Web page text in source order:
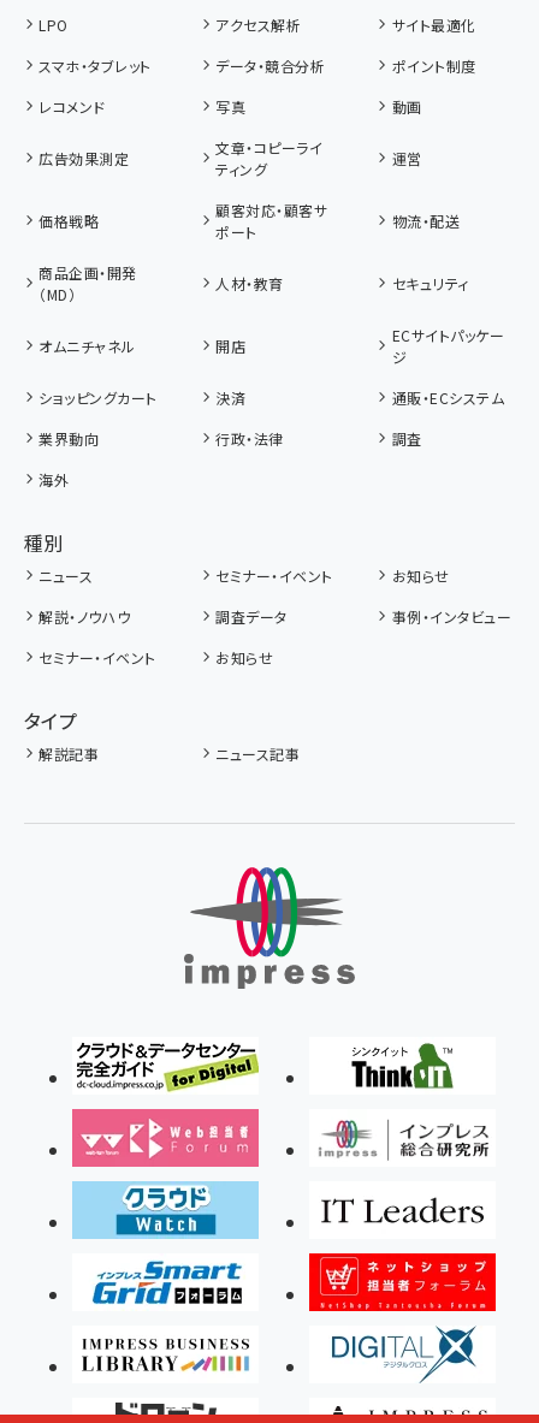
LPO
アクセス解析
サイト最適化
スマホ・タブレット
データ・競合分析
ポイント制度
レコメンド
写真 動画
広告効果測定
文章・コピーライ
ティング
運営
価格戦略
顧客対応・顧客サ
ポート
物流・配送
商品企画・開発
（MD）
人材・教育 セキュリティ
オムニチャネル 開店
ECサイトパッケー
ジ
ショッピングカート
決済
通販・ECシステム
業界動向
行政・法律
調査
海外
種別
ニュース セミナー・イベント
お知らせ
解説・ノウハウ
調査データ
事例・インタビュー
セミナー・イベント
お知らせ
タイプ
解説記事 ニュース記事